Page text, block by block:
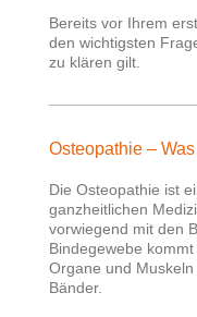
Bereits vor Ihrem
den wichtigsten
zu klären gilt.
Osteopathie –
Die Osteopathie ist
ganzheitlichen
vorwiegend mit den
Bindegewebe
Organe und
Bänder.